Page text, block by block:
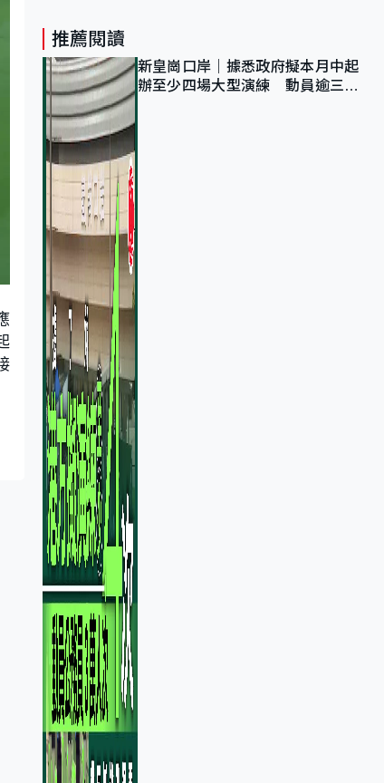
推薦閱讀
新皇崗口岸｜據悉政府擬本月中起
辦至少四場大型演練 動員逾三萬